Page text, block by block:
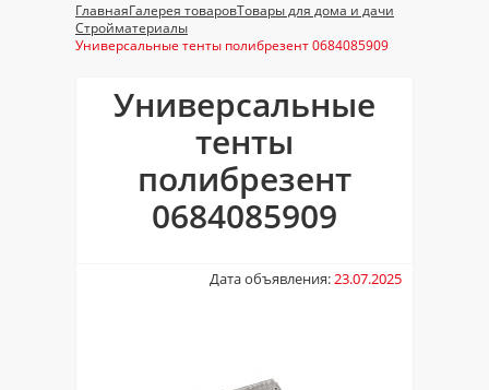
ГлавнаяГалерея товаровТовары для дома и дачи
Стройматериалы
Универсальные тенты полибрезент 0684085909
Универсальные
тенты
полибрезент
0684085909
Дата объявления:23.07.2025